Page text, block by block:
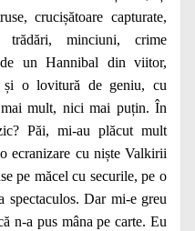
crucișătoare capturate,
trădări, minciuni, crime
de un Hannibal din viitor,
o lovitură de geniu, cu
mult, nici mai puțin. În
Păi, mi-au plăcut mult
ecranizare cu niște Valkirii
pe măcel cu securile, pe o
spectaculos. Dar mi-e greu
n-a pus mâna pe carte. Eu